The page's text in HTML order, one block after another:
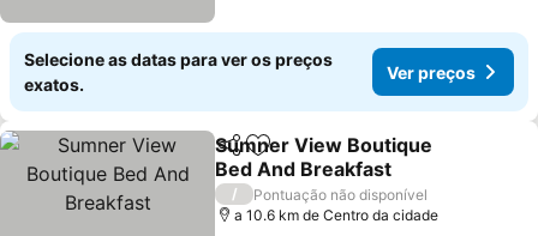
Selecione as datas para ver os preços
exatos.
Ver preços
PartilharAdicionar aos favoritos
Sumner View Boutique
Bed And Breakfast
Ver preços
/
Pontuação não disponível
a 10.6 km de Centro da cidade